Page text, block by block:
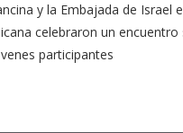
y la Embajada de Israel
celebraron un encuentro
participantes